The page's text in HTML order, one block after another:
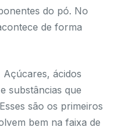
do pó. No
de forma
Açúcares, ácidos
substâncias que
são os primeiros
bem na faixa de